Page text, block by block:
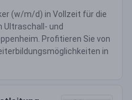
(w/m/d) in Vollzeit für die
Ultraschall- und
Profitieren Sie von
in